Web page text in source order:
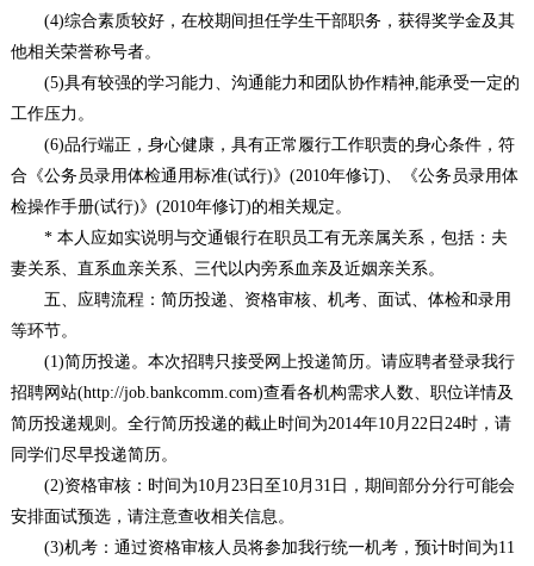
(4)综合素质较好，在校期间担任学生干部职务，获得奖学金及其
他相关荣誉称号者。
(5)具有较强的学习能力、沟通能力和团队协作精神,能承受一定的
工作压力。
(6)品行端正，身心健康，具有正常履行工作职责的身心条件，符
合《公务员录用体检通用标准(试行)》(2010年修订)、《公务员录用体
检操作手册(试行)》(2010年修订)的相关规定。
* 本人应如实说明与交通银行在职员工有无亲属关系，包括：夫
妻关系、直系血亲关系、三代以内旁系血亲及近姻亲关系。
五、应聘流程：简历投递、资格审核、机考、面试、体检和录用
等环节。
(1)简历投递。本次招聘只接受网上投递简历。请应聘者登录我行
招聘网站(http://job.bankcomm.com)查看各机构需求人数、职位详情及
简历投递规则。全行简历投递的截止时间为2014年10月22日24时，请
同学们尽早投递简历。
(2)资格审核：时间为10月23日至10月31日，期间部分分行可能会
安排面试预选，请注意查收相关信息。
(3)机考：通过资格审核人员将参加我行统一机考，预计时间为11